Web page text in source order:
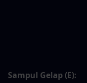
Sampul Gelap (E):